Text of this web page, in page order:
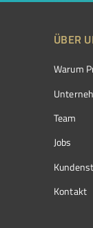
ÜBER
Warum
Team
Jobs
Kontakt